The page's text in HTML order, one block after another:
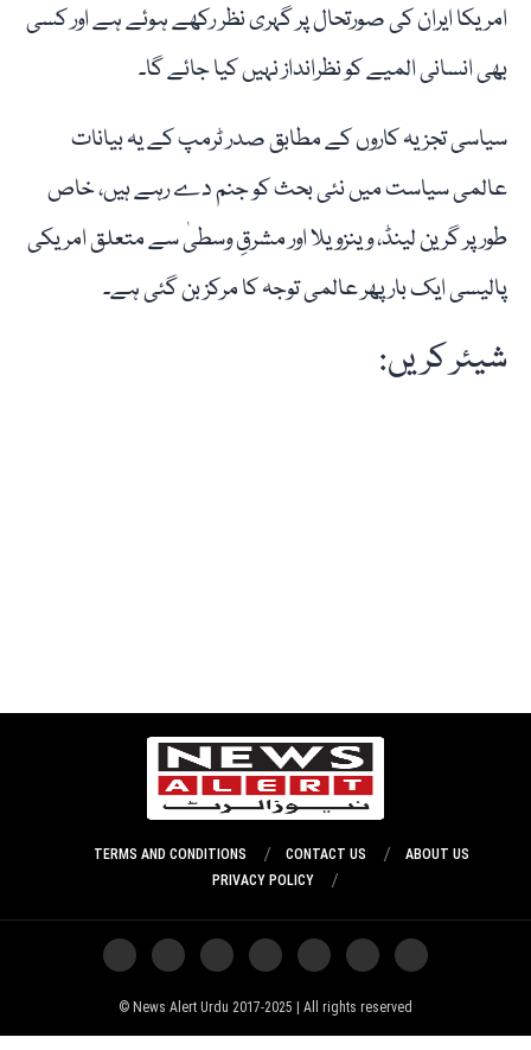
امریکا ایران کی صورتحال پر گہری نظر رکھے ہوئے ہے اور کسی
بھی انسانی المیے کو نظرانداز نہیں کیا جائے گا۔
سیاسی تجزیہ کاروں کے مطابق صدر ٹرمپ کے یہ بیانات
عالمی سیاست میں نئی بحث کو جنم دے رہے ہیں، خاص
طور پر گرین لینڈ، وینزویلا اور مشرقِ وسطیٰ سے متعلق امریکی
پالیسی ایک بار پھر عالمی توجہ کا مرکز بن گئی ہے۔
شیئر کریں:
ABOUT US
CONTACT US
TERMS AND CONDITIONS
PRIVACY POLICY
News Alert Urdu 2017-2025 | All rights reserved ©